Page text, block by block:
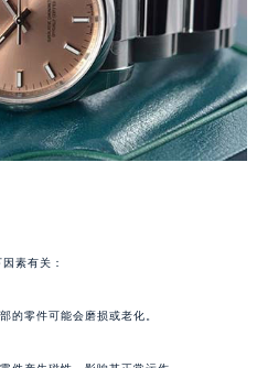
素有关：
的零件可能会磨损或老化。